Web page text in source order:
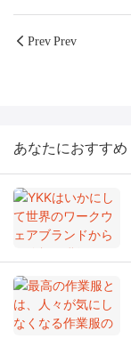
Prev Prev
あなたにおすすめ